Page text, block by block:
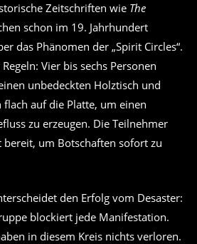
Zeitschriften wie The
schon im 19. Jahrhundert
das Phänomen der „Spirit Circles“.
Vier bis sechs Personen
unbedeckten Holztisch und
flach auf die Platte, um einen
zu erzeugen. Die Teilnehmer
bereit, um Botschaften sofort zu
den Erfolg vom Desaster:
blockiert jede Manifestation.
in diesem Kreis nichts verloren.